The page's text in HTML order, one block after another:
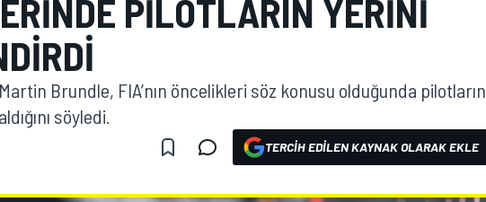
PILOTLARIN YERINI
Brundle, FIA’nın öncelikleri söz konusu olduğunda pilotların
söyledi.
TERCIH EDILEN KAYNAK OLARAK EKLE